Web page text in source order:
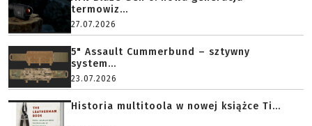
termowiz...
27.07.2026
5" Assault Cummerbund – sztywny
system...
23.07.2026
Historia multitoola w nowej książce Ti...